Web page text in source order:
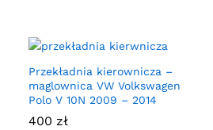
Przekładnia kierownicza –
maglownica VW Volkswagen
Polo V 10N 2009 – 2014
400 zł